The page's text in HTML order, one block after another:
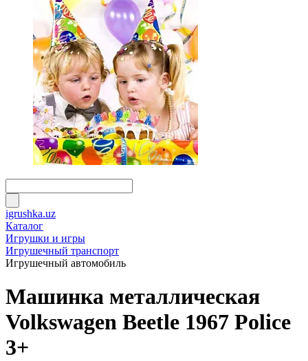
igrushka.uz
Каталог
Игрушки и игры
Игрушечный транспорт
Игрушечный автомобиль
Машинка металлическая
Volkswagen Beetle 1967 Police
3+